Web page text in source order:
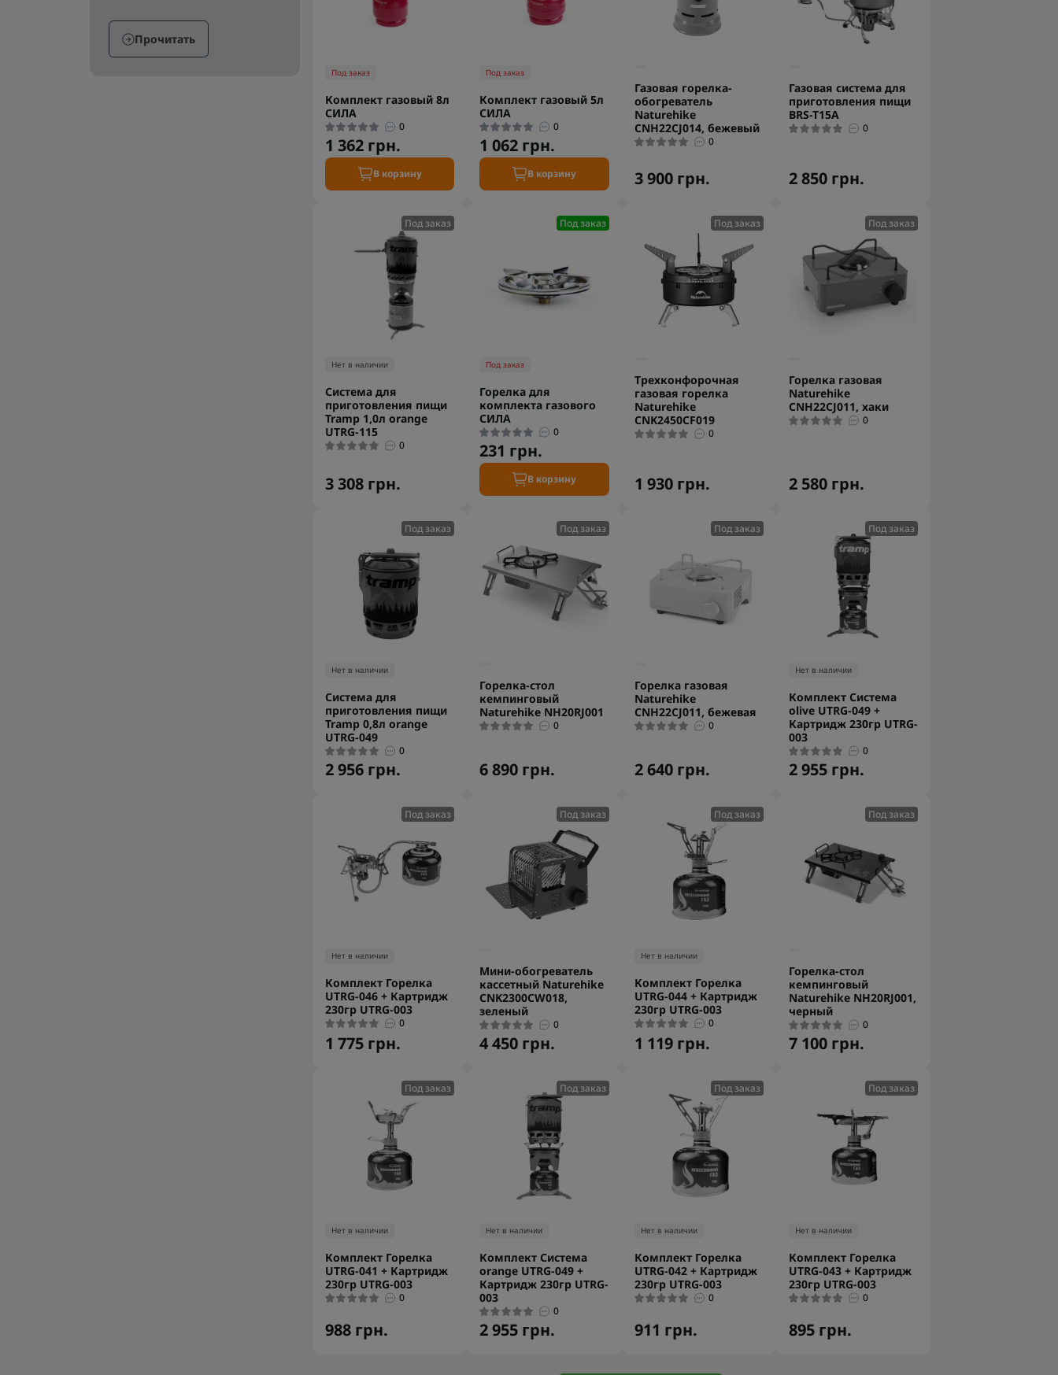
Прочитать
Под заказ
Комплект газовый 8л
СИЛА
0
1 362 грн.
В корзину
Под заказ
Комплект газовый 5л
СИЛА
0
1 062 грн.
В корзину
Газовая горелка-
обогреватель
Naturehike
CNH22CJ014, бежевый
0
3 900 грн.
Газовая система для
приготовления пищи
BRS-T15A
0
2 850 грн.
Под заказ
Нет в наличии
Система для
приготовления пищи
Tramp 1,0л orange
UTRG-115
0
3 308 грн.
Под заказ
Под заказ
Горелка для
комплекта газового
СИЛА
0
231 грн.
В корзину
Под заказ
Трехконфорочная
газовая горелка
Naturehike
CNK2450CF019
0
1 930 грн.
Под заказ
Горелка газовая
Naturehike
CNH22CJ011, хаки
0
2 580 грн.
Под заказ
Нет в наличии
Система для
приготовления пищи
Tramp 0,8л orange
UTRG-049
0
2 956 грн.
Под заказ
Горелка-стол
кемпинговый
Naturehike NH20RJ001
0
6 890 грн.
Под заказ
Горелка газовая
Naturehike
CNH22CJ011, бежевая
0
2 640 грн.
Под заказ
Нет в наличии
Комплект Система
olive UTRG-049 +
Картридж 230гр UTRG-
003
0
2 955 грн.
Под заказ
Нет в наличии
Комплект Горелка
UTRG-046 + Картридж
230гр UTRG-003
0
1 775 грн.
Под заказ
Мини-обогреватель
кассетный Naturehike
CNK2300CW018,
зеленый
0
4 450 грн.
Под заказ
Нет в наличии
Комплект Горелка
UTRG-044 + Картридж
230гр UTRG-003
0
1 119 грн.
Под заказ
Горелка-стол
кемпинговый
Naturehike NH20RJ001,
черный
0
7 100 грн.
Под заказ
Нет в наличии
Комплект Горелка
UTRG-041 + Картридж
230гр UTRG-003
0
988 грн.
Под заказ
Нет в наличии
Комплект Система
orange UTRG-049 +
Картридж 230гр UTRG-
003
0
2 955 грн.
Под заказ
Нет в наличии
Комплект Горелка
UTRG-042 + Картридж
230гр UTRG-003
0
911 грн.
Под заказ
Нет в наличии
Комплект Горелка
UTRG-043 + Картридж
230гр UTRG-003
0
895 грн.